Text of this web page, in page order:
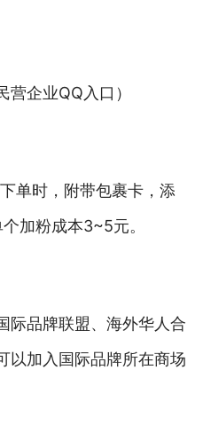
营企业QQ入口）
单时，附带包裹卡，添
加粉成本3~5元。
际品牌联盟、海外华人合
以加入国际品牌所在商场